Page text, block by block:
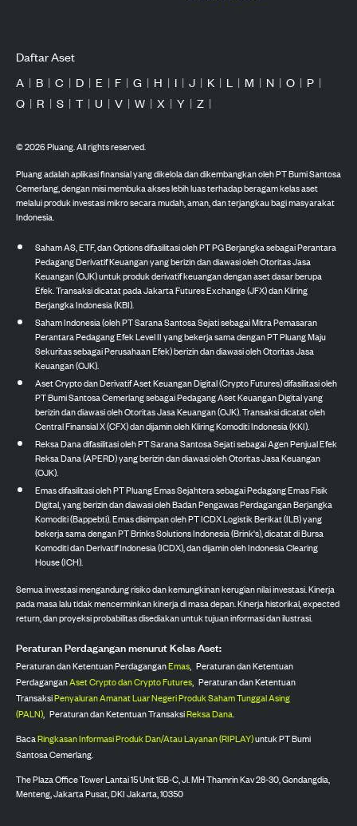
Daftar Aset
A | B | C | D | E | F | G | H | I | J | K | L | M | N | O | P |
Q | R | S | T | U | V | W | X | Y | Z |
©2026Pluang. All rights reserved.
Pluang adalah aplikasi finansial yang dikelola dan dikembangkan oleh PT Bumi Santosa
Cemerlang, dengan misi membuka akses lebih luas terhadap beragam kelas aset
melalui produk investasi mikro secara mudah, aman, dan terjangkau bagi masyarakat
Indonesia.
Saham AS, ETF, dan Options difasilitasi oleh PT PG Berjangka sebagai Perantara
Pedagang Derivatif Keuangan yang berizin dan diawasi oleh Otoritas Jasa
Keuangan (OJK) untuk produk derivatif keuangan dengan aset dasar berupa
Efek. Transaksi dicatat pada Jakarta Futures Exchange (JFX) dan Kliring
Berjangka Indonesia (KBI).
Saham Indonesia (oleh PT Sarana Santosa Sejati sebagai Mitra Pemasaran
Perantara Pedagang Efek Level II yang bekerja sama dengan PT Pluang Maju
Sekuritas sebagai Perusahaan Efek) berizin dan diawasi oleh Otoritas Jasa
Keuangan (OJK).
Aset Crypto dan Derivatif Aset Keuangan Digital (Crypto Futures) difasilitasi oleh
PT Bumi Santosa Cemerlang sebagai Pedagang Aset Keuangan Digital yang
berizin dan diawasi oleh Otoritas Jasa Keuangan (OJK). Transaksi dicatat oleh
Central Finansial X (CFX) dan dijamin oleh Kliring Komoditi Indonesia (KKI).
Reksa Dana difasilitasi oleh PT Sarana Santosa Sejati sebagai Agen Penjual Efek
Reksa Dana (APERD) yang berizin dan diawasi oleh Otoritas Jasa Keuangan
(OJK).
Emas difasilitasi oleh PT Pluang Emas Sejahtera sebagai Pedagang Emas Fisik
Digital, yang berizin dan diawasi oleh Badan Pengawas Perdagangan Berjangka
Komoditi (Bappebti). Emas disimpan oleh PT ICDX Logistik Berikat (ILB) yang
bekerja sama dengan PT Brinks Solutions Indonesia (Brink's), dicatat di Bursa
Komoditi dan Derivatif Indonesia (ICDX), dan dijamin oleh Indonesia Clearing
House (ICH).
Semua investasi mengandung risiko dan kemungkinan kerugian nilai investasi. Kinerja
pada masa lalu tidak mencerminkan kinerja di masa depan. Kinerja historikal, expected
return, dan proyeksi probabilitas disediakan untuk tujuan informasi dan ilustrasi.
Peraturan Perdagangan menurut Kelas Aset:
Peraturan dan Ketentuan PerdaganganEmas, Peraturan dan Ketentuan
PerdaganganAset Crypto dan Crypto Futures, Peraturan dan Ketentuan
TransaksiPenyaluran Amanat Luar Negeri Produk Saham Tunggal Asing
(PALN), Peraturan dan Ketentuan TransaksiReksa Dana.
BacaRingkasan Informasi Produk Dan/Atau Layanan (RIPLAY)untuk PT Bumi
Santosa Cemerlang.
The Plaza Office Tower Lantai 15 Unit 15B-C, Jl. MH Thamrin Kav 28-30, Gondangdia,
Menteng, Jakarta Pusat, DKI Jakarta, 10350